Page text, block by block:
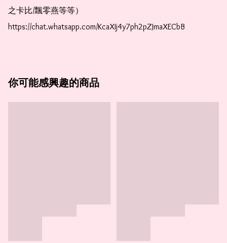
之卡比/飄零燕等等）
https://chat.whatsapp.com/KcaXIj4y7ph2pZJmaXECbB
你可能感興趣的商品